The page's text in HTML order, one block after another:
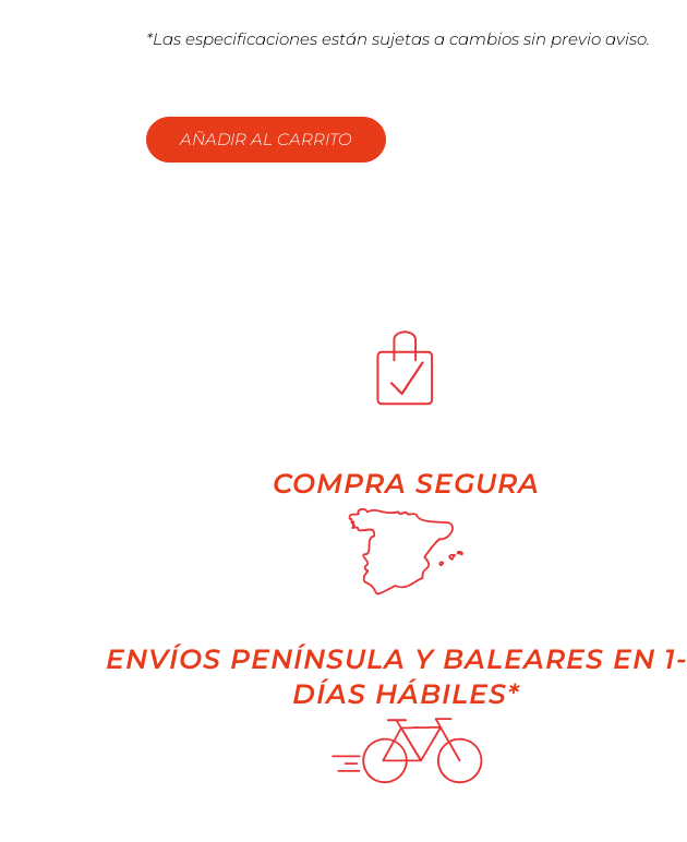
*Las especificaciones están sujetas a cambios sin previo aviso.
AÑADIR AL CARRITO
COMPRA SEGURA
ENVÍOS PENÍNSULA Y BALEARES EN
DÍAS HÁBILES*